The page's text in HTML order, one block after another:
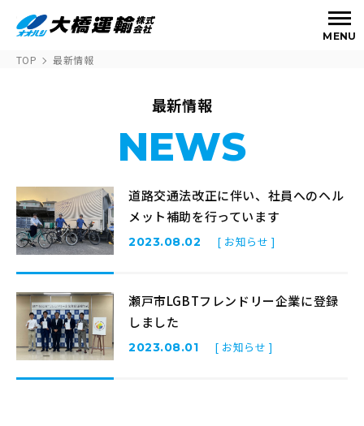
MENU
TOP 最新情報
最新情報
NEWS
道路交通法改正に伴い、社員へのヘル
メット補助を行っています
2023.08.02 [ お知らせ ]
瀬戸市LGBTフレンドリー企業に登録
しました
2023.08.01 [ お知らせ ]